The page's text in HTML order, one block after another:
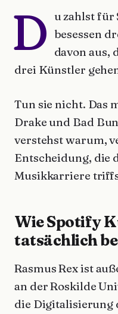
D u zahlst für
besessen
davon aus,
drei Künstler
Tun sie nicht. Das
Drake und Bad
verstehst warum,
Entscheidung, die
Musikkarriere
Wie Spotify
tatsächlich
Rasmus Rex ist
an der Roskilde
die Digitalisierung